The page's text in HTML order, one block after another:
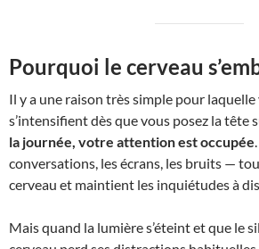
Pourquoi le cerveau
Il y a une raison très simple pour laquelle
s’intensifient dès que vous posez la tête
la journée, votre attention est occupée
conversations, les écrans, les bruits —
cerveau et maintient les inquiétudes à
Mais quand la lumière s’éteint et que le